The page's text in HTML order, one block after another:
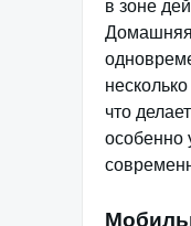
в зоне
Домашняя
что
особенно